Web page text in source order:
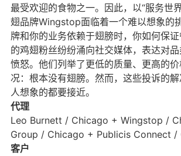
最受欢迎的食物之一。因此，以“服务世
翅品牌Wingstop面临着一个难以想象
牌和你的业务依赖于翅膀时，你如何保
的鸡翅粉丝纷纷涌向社交媒体，表达对
愤怒。他们列举了更低的质量、更高的
况：根本没有翅膀。然而，这些投诉的
人想象的都要接近。
代理
Leo Burnett / Chicago + Wingstop /
Group / Chicago + Publicis Connect /
客户